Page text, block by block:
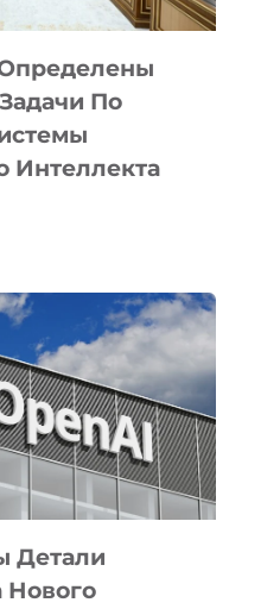
По
Интеллекта
Детали
Нового